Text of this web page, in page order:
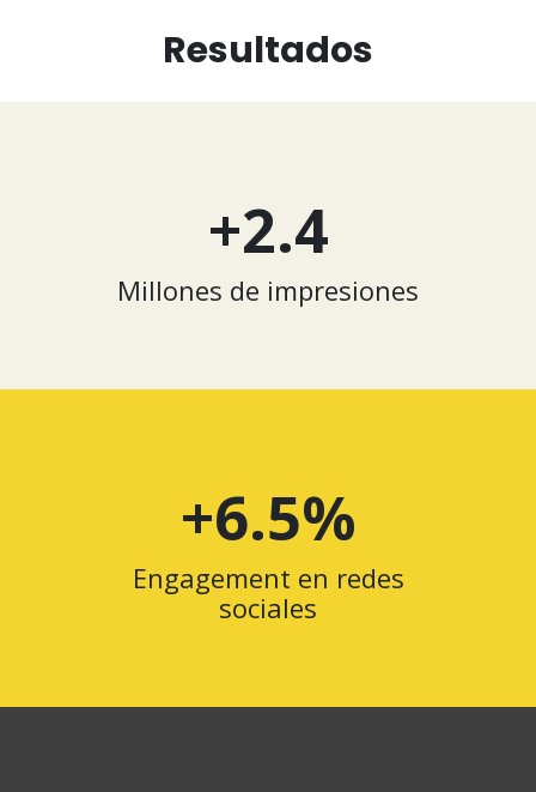
Resultados
+2.4
Millones de impresiones
+6.5%
Engagement en redes
sociales